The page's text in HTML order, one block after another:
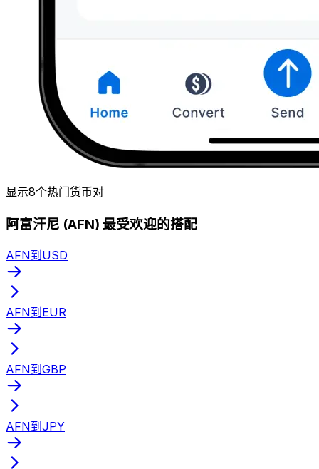
显示8个热门货币对
阿富汗尼 (AFN) 最受欢迎的搭配
AFN到USD
AFN到EUR
AFN到GBP
AFN到JPY